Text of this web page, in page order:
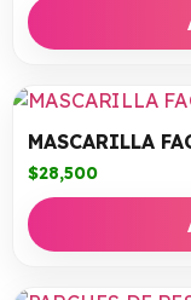
MASCARILLA
$28,500